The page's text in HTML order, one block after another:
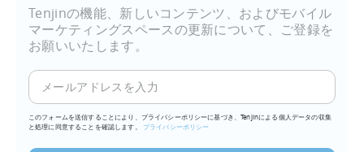
Tenjinの機能、新しいコンテンツ、およびモバイル
マーケティングスペースの更新について、ご登録を
お願いいたします。
このフォームを送信することにより、プライバシーポリシーに基づき、Tenjinによる個人データの収集
と処理に同意することを確認します。
プライバシーポリシー